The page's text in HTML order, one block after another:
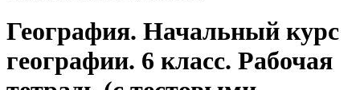
География. Начальный курс
географии. 6 класс. Рабочая